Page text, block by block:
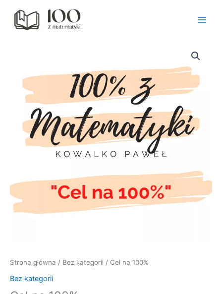
treści
Strona główna / Bez kategorii / Cel na 100%
Bez kategorii
100%